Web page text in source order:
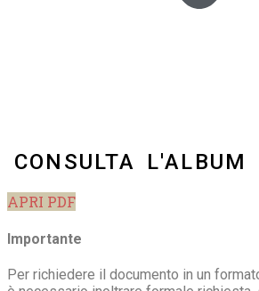
CONSULTA L'ALBUM
APRI PDF
Importante
Per richiedere il documento in un